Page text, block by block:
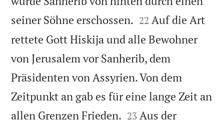
seiner Söhne erschossen. 

22 Auf die Art
rettete Gott Hiskija und alle Bewohner
von Jerusalem vor Sanherib, dem
Präsidenten von Assyrien. Von dem
Zeitpunkt an gab es für eine lange Zeit an
allen Grenzen Frieden. 

23 Aus der